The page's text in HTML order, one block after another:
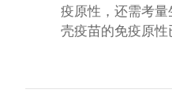
疫原性，还需考
壳疫苗的免疫原性